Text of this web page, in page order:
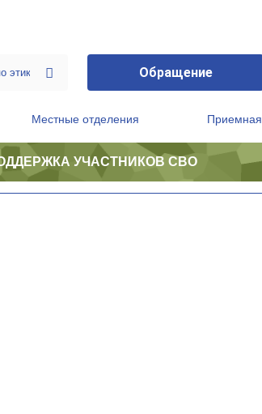
Обращение
Местные отделения Приемная
УЧАСТНИКОВ СВО